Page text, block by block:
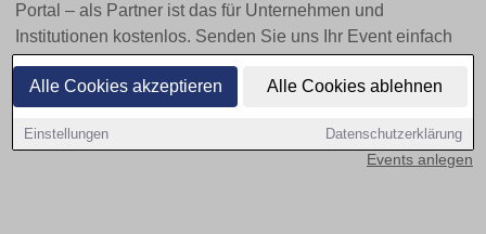
Alle Cookies akzeptieren Alle Cookies ablehnen
Einstellungen Datenschutzerklärung
Portal – als Partner ist das für Unternehmen und
Institutionen kostenlos. Senden Sie uns Ihr Event einfach
per E-Mail zu.
Kontakt aufnehmen
Events anlegen